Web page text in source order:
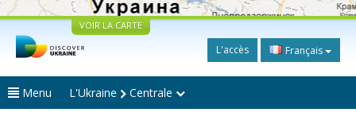
VOIR LA CARTE
L'accès Français
Menu L'Ukraine Centrale